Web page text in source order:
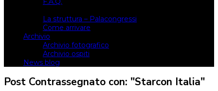
La struttura – Palacongressi
Come arrivare
Archivio
Archivio fotografico
Archivio ospiti
News blog
Post Contrassegnato con: "Starcon Italia"